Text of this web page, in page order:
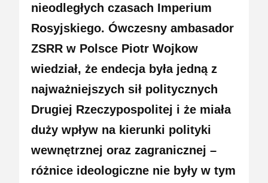
nieodległych czasach Imperium
Rosyjskiego. Ówczesny ambasador
ZSRR w Polsce Piotr Wojkow
wiedział, że endecja była jedną z
najważniejszych sił politycznych
Drugiej Rzeczypospolitej i że miała
duży wpływ na kierunki polityki
wewnętrznej oraz zagranicznej –
różnice ideologiczne nie były w tym